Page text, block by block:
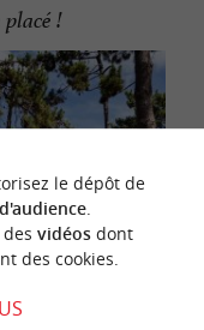
!
le dépôt de
.
vidéosdont
des cookies.